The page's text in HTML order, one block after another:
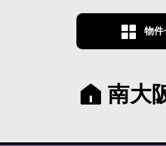
物件
南大